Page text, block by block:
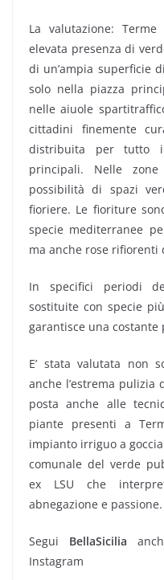
La valutazione:
elevata presenza di
di un’ampia superficie
solo nella piazza
nelle aiuole
cittadini finemente
distribuita per tutto
principali. Nelle
possibilità di spazi
fioriere. Le fioriture
specie mediterranee
ma anche rose rifiorenti
In specifici periodi
sostituite con specie
garantisce una
E’ stata valutata non
anche l’estrema pulizia
posta anche alle
piante presenti a
impianto irriguo a
comunale del verde
ex LSU che
abnegazione e passione.
Segui BellaSicilia
Instagram